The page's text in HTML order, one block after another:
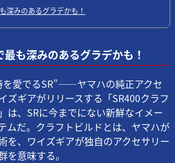
深みのあるグラデかも！
も深みのあるグラデかも！
を愛でるSR”――ヤマハの純正アクセ
ズギアがリリースする「SR400クラフ
は、SRに今までにない新鮮なイメー
ムだ。クラフトビルドとは、ヤマハが
を、ワイズギアが独自のアクセサリー
を意味する。